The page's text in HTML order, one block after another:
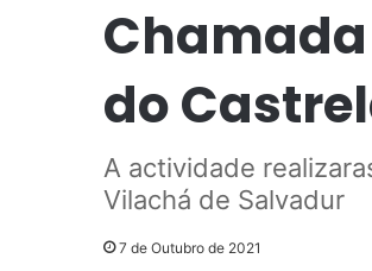
do
A actividade
Vilachá de Salvadur
7 de Outubro de 2021